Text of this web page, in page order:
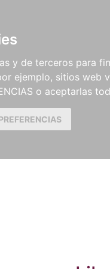
y de terceros para
ejemplo, sitios web
o aceptarlas
PARTITURAS Y
CRÍTICAS